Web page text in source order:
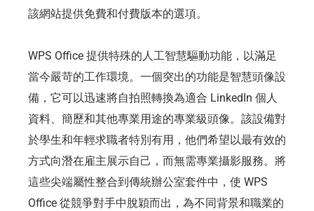
該網站提供免費和付費版本的選項。
WPS Office 提供特殊的人工智慧驅動功能，以滿足
當今嚴苛的工作環境。一個突出的功能是智慧頭像設
備，它可以迅速將自拍照轉換為適合 LinkedIn 個人
資料、簡歷和其他專業用途的專業級頭像。該設備對
於學生和年輕求職者特別有用，他們希望以最有效的
方式向潛在雇主展示自己，而無需專業攝影服務。將
這些尖端屬性整合到傳統辦公室套件中，使 WPS
Office 從競爭對手中脫穎而出，為不同背景和職業的